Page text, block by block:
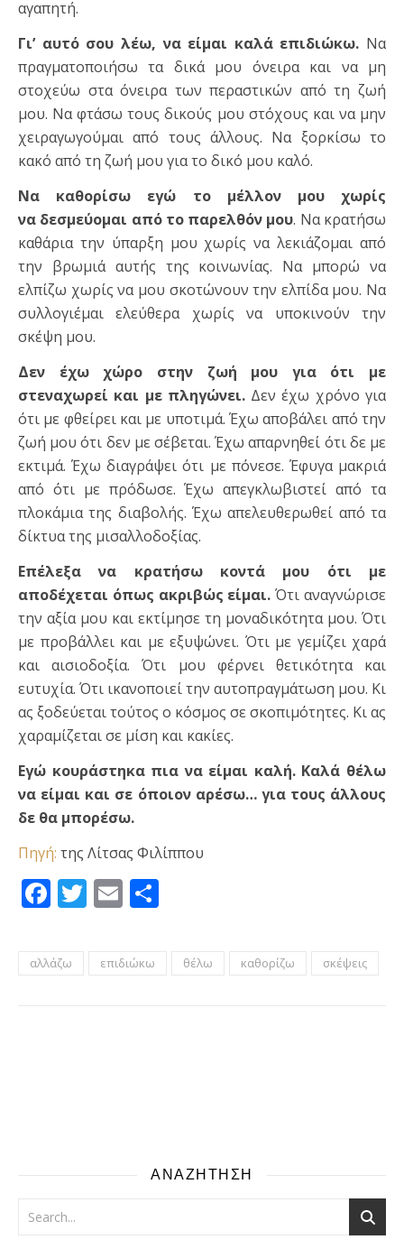
αγαπητή.
Γι’ αυτό σου λέω, να είμαι καλά επιδιώκω. Να
πραγματοποιήσω τα δικά μου όνειρα και να μη
στοχεύω στα όνειρα των περαστικών από τη ζωή
μου. Να φτάσω τους δικούς μου στόχους και να μην
χειραγωγούμαι από τους άλλους. Να ξορκίσω το
κακό από τη ζωή μου για το δικό μου καλό.
Να καθορίσω εγώ το μέλλον μου χωρίς
να δεσμεύομαι από το παρελθόν μου. Να κρατήσω
καθάρια την ύπαρξη μου χωρίς να λεκιάζομαι από
την βρωμιά αυτής της κοινωνίας. Να μπορώ να
ελπίζω χωρίς να μου σκοτώνουν την ελπίδα μου. Να
συλλογιέμαι ελεύθερα χωρίς να υποκινούν την
σκέψη μου.
Δεν έχω χώρο στην ζωή μου για ότι με
στεναχωρεί και με πληγώνει. Δεν έχω χρόνο για
ότι με φθείρει και με υποτιμά. Έχω αποβάλει από την
ζωή μου ότι δεν με σέβεται. Έχω απαρνηθεί ότι δε με
εκτιμά. Έχω διαγράψει ότι με πόνεσε. Έφυγα μακριά
από ότι με πρόδωσε. Έχω απεγκλωβιστεί από τα
πλοκάμια της διαβολής. Έχω απελευθερωθεί από τα
δίκτυα της μισαλλοδοξίας.
Επέλεξα να κρατήσω κοντά μου ότι με
αποδέχεται όπως ακριβώς είμαι. Ότι αναγνώρισε
την αξία μου και εκτίμησε τη μοναδικότητα μου. Ότι
με προβάλλει και με εξυψώνει. Ότι με γεμίζει χαρά
και αισιοδοξία. Ότι μου φέρνει θετικότητα και
ευτυχία. Ότι ικανοποιεί την αυτοπραγμάτωση μου. Κι
ας ξοδεύεται τούτος ο κόσμος σε σκοπιμότητες. Κι ας
χαραμίζεται σε μίση και κακίες.
Εγώ κουράστηκα πια να είμαι καλή. Καλά θέλω
να είμαι και σε όποιον αρέσω… για τους άλλους
δε θα μπορέσω.
Πηγή: της Λίτσας Φιλίππου
Facebook
Twitter
Email
αλλάζω επιδιώκω θέλω καθορίζω σκέψεις
ΑΝΑΖΗΤΗΣΗ